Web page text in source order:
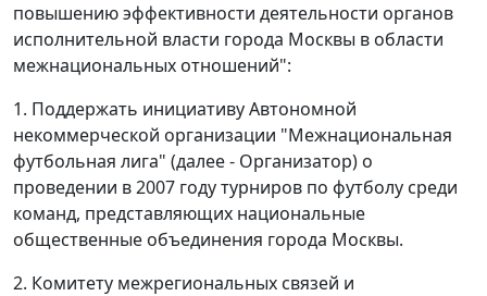
повышению эффективности деятельности органов
исполнительной власти города Москвы в области
межнациональных отношений":
1. Поддержать инициативу Автономной
некоммерческой организации "Межнациональная
футбольная лига" (далее - Организатор) о
проведении в 2007 году турниров по футболу среди
команд, представляющих национальные
общественные объединения города Москвы.
2. Комитету межрегиональных связей и